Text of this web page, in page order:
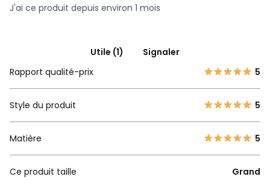
J'ai ce produit depuis environ 1 mois
Utile (1)
Signaler
Rapport qualité-prix
5
Style du produit 5
Matière 5
Ce produit taille Grand